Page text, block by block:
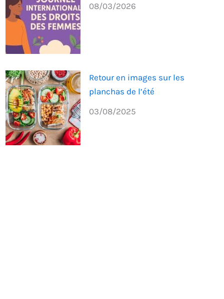
08/03/2026
Retour en images sur les
planchas de l’été
03/08/2025